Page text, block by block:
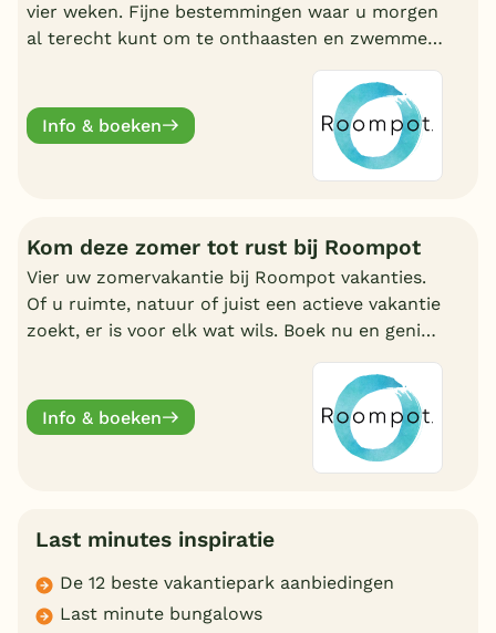
vier weken. Fijne bestemmingen waar u morgen
al terecht kunt om te onthaasten en zwemmen.
Info & boeken
Kom deze zomer tot rust bij Roompot
Vier uw zomervakantie bij Roompot vakanties.
Of u ruimte, natuur of juist een actieve vakantie
zoekt, er is voor elk wat wils. Boek nu en geniet
Info & boeken
Last minutes inspiratie
De 12 beste vakantiepark aanbiedingen
Last minute bungalows